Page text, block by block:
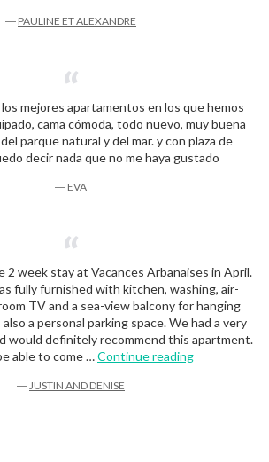
― PAULINE ET ALEXANDRE
mejores apartamentos en los que hemos
cama cómoda, todo nuevo, muy buena
parque natural y del mar. y con plaza de
decir nada que no me haya gustado
― EVA
2 week stay at Vacances Arbanaises in April.
fully furnished with kitchen, washing, air-
TV and a sea-view balcony for hanging
a personal parking space. We had a very
would definitely recommend this apartment.
able to come …Continue reading“Justin and
―JUSTIN AND DENISE